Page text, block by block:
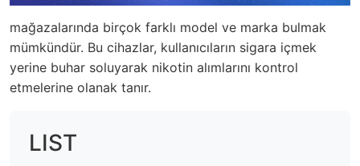
mağazalarında birçok farklı model ve marka bulmak
mümkündür. Bu cihazlar, kullanıcıların sigara içmek
yerine buhar soluyarak nikotin alımlarını kontrol
etmelerine olanak tanır.
LIST